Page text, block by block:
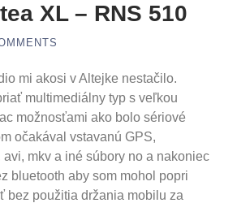
XL – RNS 510
mi akosi v Altejke nestačilo.
multimediálny typ s veľkou
možnosťami ako bolo sériové
očakával vstavanú GPS,
avi, mkv a iné súbory no a nakoniec
bluetooth aby som mohol popri
bez použitia držania mobilu za